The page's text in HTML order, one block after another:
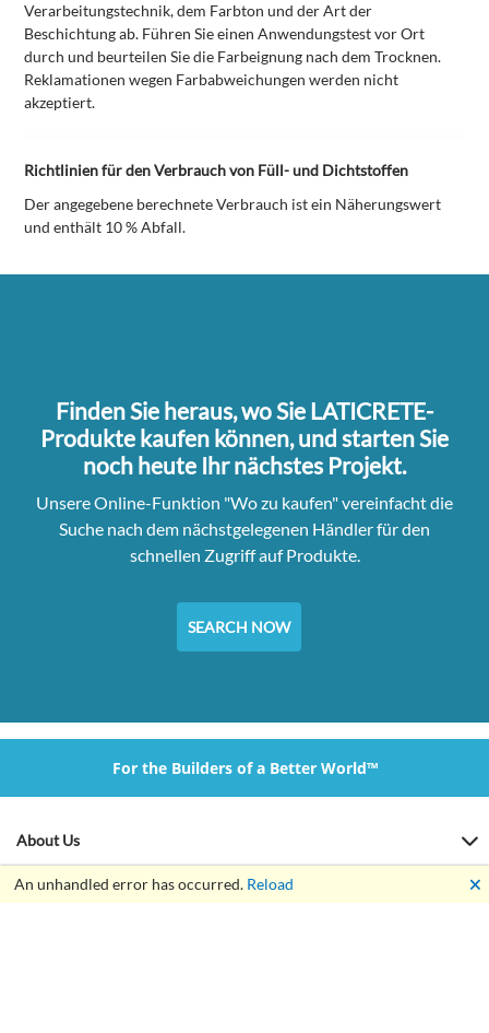
An unhandled error has occurred. Reload 🗙
Verarbeitungstechnik, dem Farbton und der Art der
Beschichtung ab. Führen Sie einen Anwendungstest vor Ort
durch und beurteilen Sie die Farbeignung nach dem Trocknen.
Reklamationen wegen Farbabweichungen werden nicht
akzeptiert.
Richtlinien für den Verbrauch von Füll- und Dichtstoffen
Der angegebene berechnete Verbrauch ist ein Näherungswert
und enthält 10 % Abfall.
Finden Sie heraus, wo Sie LATICRETE-
Produkte kaufen können, und starten Sie
noch heute Ihr nächstes Projekt.
Unsere Online-Funktion "Wo zu kaufen" vereinfacht die
Suche nach dem nächstgelegenen Händler für den
schnellen Zugriff auf Produkte.
SEARCH NOW
For the Builders of a Better World™
About Us
Our Online Tools